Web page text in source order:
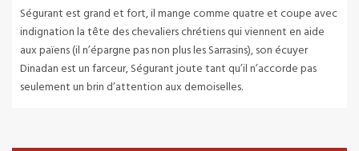
Ségurant est grand et fort, il mange comme quatre et coupe avec
indignation la tête des chevaliers chrétiens qui viennent en aide
aux païens (il n’épargne pas non plus les Sarrasins), son écuyer
Dinadan est un farceur, Ségurant joute tant qu’il n’accorde pas
seulement un brin d’attention aux demoiselles.